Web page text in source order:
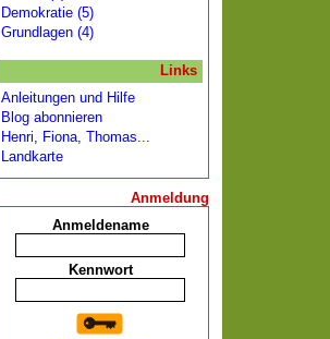
Demokratie (5)
Grundlagen (4)
Links
Anleitungen und Hilfe
Blog abonnieren
Henri, Fiona, Thomas...
Landkarte
Anmeldung
Anmeldename
Kennwort